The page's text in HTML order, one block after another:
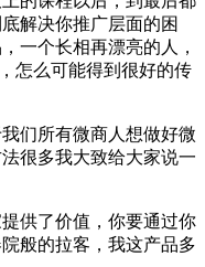
解决你推广层面的困
一个长相再漂亮的人，
怎么可能得到很好的传
们所有微商人想做好微
很多我大致给大家说一
供了价值，你要通过你
般的拉客，我这产品多